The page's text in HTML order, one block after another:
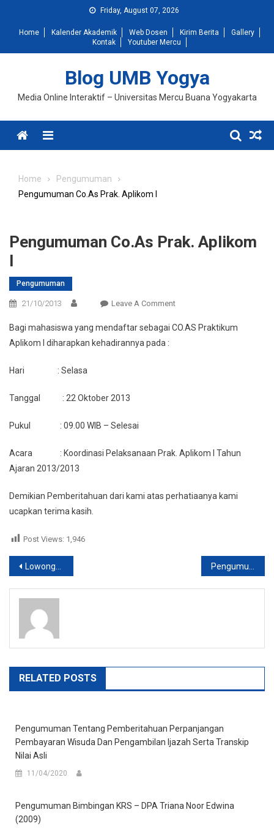
content
Friday, August 07, 2026
Home Kalender Akademik Web Dosen Kirim Berita
Gallery
Kontak
Youtuber Mercu
Blog UMB Yogya
Media Online Interaktif – Universitas Mercu Buana Yogyakarta
Menu
Home
Pengumuman
Pengumuman Co.As Prak. Aplikom I
Pengumuman Co.As Prak. Aplikom
I
Pengumuman
21/10/2013 Leave A CommentOn
Co.As
Bagi mahasiswa yang mendaftar sebagai CO.AS Praktikum
Aplikom I diharapkan kehadirannya pada :
Hari : Selasa
Tanggal : 22 Oktober 2013
Pukul : 09.00 WIB – Selesai
Acara : Koordinasi Pelaksanaan Prak. Aplikom I Tahun
Ajaran 2013/2013
Demikian Pemberitahuan dari kami atas perhatiaanya kami
ucapkan terima kasih.
Post Views: 1,946
Post
navigation
Lowongan Staff Billing dan Administrasi Yogyakarta
RELATED POSTS
Pengumuman Tentang Pemberitahuan Perpanjangan
Pembayaran Wisuda Dan Pengambilan Ijazah Serta Transkip
Nilai Asli
11/04/2020
Pengumuman Bimbingan KRS – DPA Triana Noor Edwina
(2009)